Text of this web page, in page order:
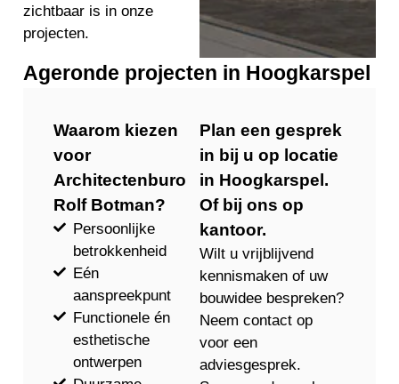
zichtbaar is in onze
projecten.
Ageronde projecten in Hoogkarspel
Waarom kiezen
voor
Architectenburo
Rolf Botman?
Persoonlijke
betrokkenheid
Eén
aanspreekpunt
Functionele én
esthetische
ontwerpen
Plan een gesprek
in bij u op locatie
in Hoogkarspel.
Of bij ons op
kantoor.
Wilt u vrijblijvend
kennismaken of uw
bouwidee bespreken?
Neem contact op
voor een
adviesgesprek.